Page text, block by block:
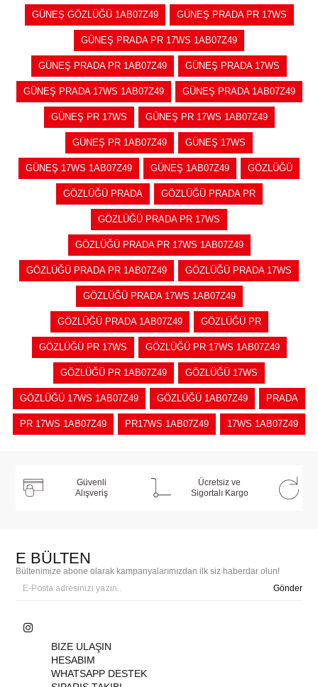
GÜNEŞ GÖZLÜĞÜ 1AB07Z49 GÜNEŞ PRADA PR 17WS
GÜNEŞ PRADA PR 17WS 1AB07Z49
GÜNEŞ PRADA PR 1AB07Z49 GÜNEŞ PRADA 17WS
GÜNEŞ PRADA 17WS 1AB07Z49 GÜNEŞ PRADA 1AB07Z49
GÜNEŞ PR 17WS GÜNEŞ PR 17WS 1AB07Z49
GÜNEŞ PR 1AB07Z49 GÜNEŞ 17WS
GÜNEŞ 17WS 1AB07Z49 GÜNEŞ 1AB07Z49 GÖZLÜĞÜ
GÖZLÜĞÜ PRADA GÖZLÜĞÜ PRADA PR
GÖZLÜĞÜ PRADA PR 17WS
GÖZLÜĞÜ PRADA PR 17WS 1AB07Z49
GÖZLÜĞÜ PRADA PR 1AB07Z49 GÖZLÜĞÜ PRADA 17WS
GÖZLÜĞÜ PRADA 17WS 1AB07Z49
GÖZLÜĞÜ PRADA 1AB07Z49 GÖZLÜĞÜ PR
GÖZLÜĞÜ PR 17WS GÖZLÜĞÜ PR 17WS 1AB07Z49
GÖZLÜĞÜ PR 1AB07Z49 GÖZLÜĞÜ 17WS
GÖZLÜĞÜ 17WS 1AB07Z49 GÖZLÜĞÜ 1AB07Z49 PRADA
PR 17WS 1AB07Z49 PR17WS 1AB07Z49 17WS 1AB07Z49
Güvenli
Alışveriş
Ücretsiz ve
Sigortalı Kargo
E BÜLTEN
Bültenimize abone olarak kampanyalarımızdan ilk siz haberdar olun!
Gönder
BIZE ULAŞIN
HESABIM
WHATSAPP DESTEK